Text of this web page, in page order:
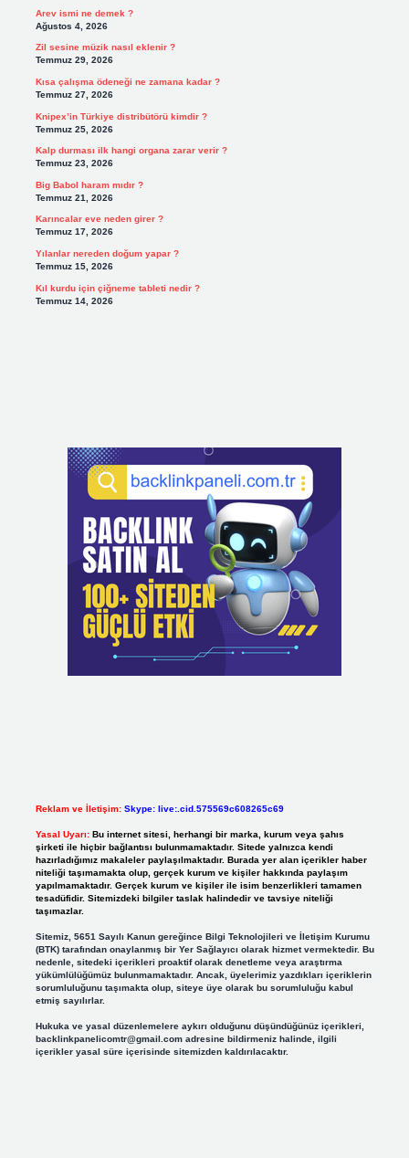
Arev ismi ne demek ?
Ağustos 4, 2026
Zil sesine müzik nasıl eklenir ?
Temmuz 29, 2026
Kısa çalışma ödeneği ne zamana kadar ?
Temmuz 27, 2026
Knipex’in Türkiye distribütörü kimdir ?
Temmuz 25, 2026
Kalp durması ilk hangi organa zarar verir ?
Temmuz 23, 2026
Big Babol haram mıdır ?
Temmuz 21, 2026
Karıncalar eve neden girer ?
Temmuz 17, 2026
Yılanlar nereden doğum yapar ?
Temmuz 15, 2026
Kıl kurdu için çiğneme tableti nedir ?
Temmuz 14, 2026
Reklam ve İletişim: Skype: live:.cid.575569c608265c69
Yasal Uyarı: Bu internet sitesi, herhangi bir marka, kurum veya şahıs
şirketi ile hiçbir bağlantısı bulunmamaktadır. Sitede yalnızca kendi
hazırladığımız makaleler paylaşılmaktadır. Burada yer alan içerikler haber
niteliği taşımamakta olup, gerçek kurum ve kişiler hakkında paylaşım
yapılmamaktadır. Gerçek kurum ve kişiler ile isim benzerlikleri tamamen
tesadüfidir. Sitemizdeki bilgiler taslak halindedir ve tavsiye niteliği
taşımazlar.
Sitemiz, 5651 Sayılı Kanun gereğince Bilgi Teknolojileri ve İletişim Kurumu
(BTK) tarafından onaylanmış bir Yer Sağlayıcı olarak hizmet vermektedir. Bu
nedenle, sitedeki içerikleri proaktif olarak denetleme veya araştırma
yükümlülüğümüz bulunmamaktadır. Ancak, üyelerimiz yazdıkları içeriklerin
sorumluluğunu taşımakta olup, siteye üye olarak bu sorumluluğu kabul
etmiş sayılırlar.
Hukuka ve yasal düzenlemelere aykırı olduğunu düşündüğünüz içerikleri,
backlinkpanelicomtr@gmail.comadresine bildirmeniz halinde, ilgili
içerikler yasal süre içerisinde sitemizden kaldırılacaktır.